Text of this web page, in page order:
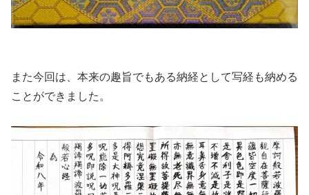
また今回は、本来の趣旨でもある納経として写経も納める
ことができました。